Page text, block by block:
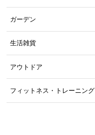
ガーデン
生活雑貨
アウトドア
フィットネス・トレーニング